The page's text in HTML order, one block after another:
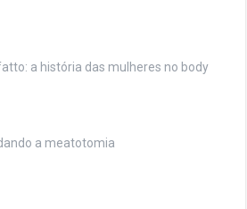
a história das mulheres no body
a meatotomia